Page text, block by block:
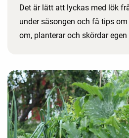
Det är lätt att lyckas med lök
under säsongen och få tips
om, planterar och skördar egen